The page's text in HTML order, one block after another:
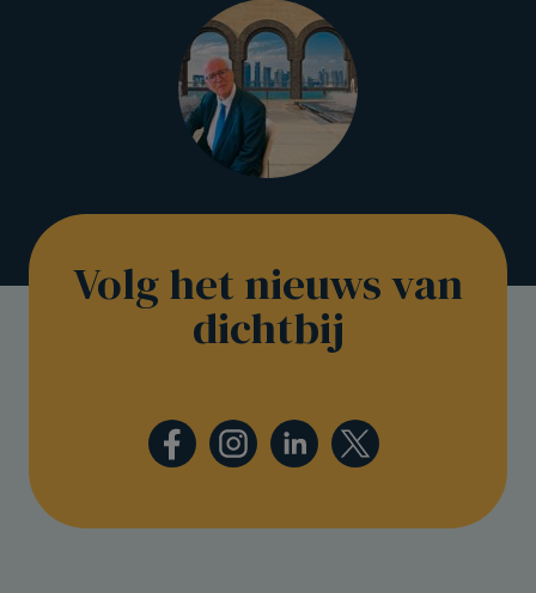
Volg het nieuws van
dichtbij